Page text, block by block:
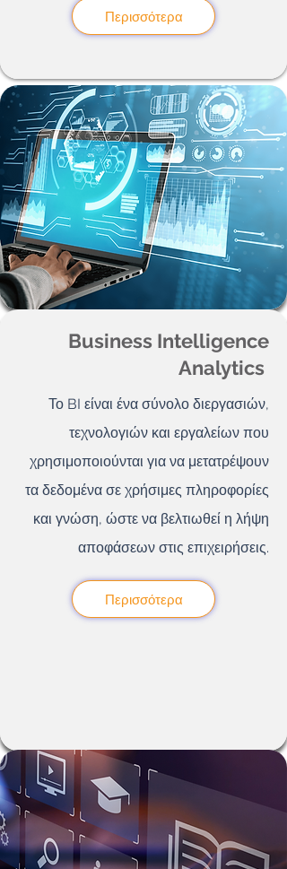
Περισσότερα
Business Intelligence
Analytics
Το BI είναι ένα σύνολο διεργασιών,
τεχνολογιών και εργαλείων που
χρησιμοποιούνται για να μετατρέψουν
τα δεδομένα σε χρήσιμες πληροφορίες
και γνώση, ώστε να βελτιωθεί η λήψη
αποφάσεων στις επιχειρήσεις.
Περισσότερα